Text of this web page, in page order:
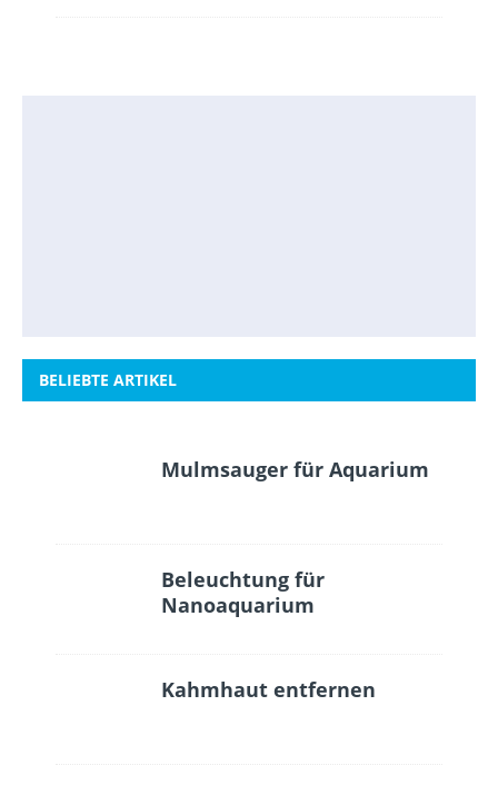
BELIEBTE ARTIKEL
Mulmsauger für Aquarium
Beleuchtung für
Nanoaquarium
Kahmhaut entfernen